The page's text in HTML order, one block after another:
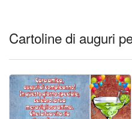
Cartoline di auguri